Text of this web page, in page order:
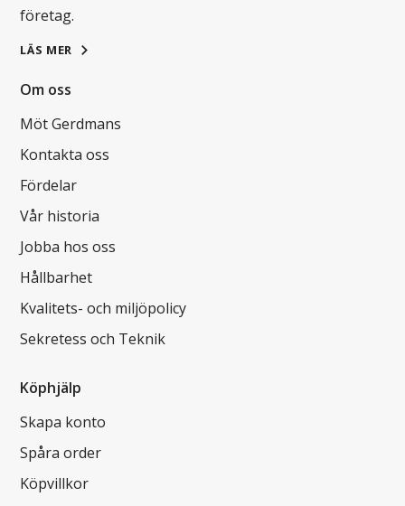
företag.
LÄS MER
Om oss
Möt Gerdmans
Kontakta oss
Fördelar
Vår historia
Jobba hos oss
Hållbarhet
Kvalitets- och miljöpolicy
Sekretess och Teknik
Köphjälp
Skapa konto
Spåra order
Köpvillkor